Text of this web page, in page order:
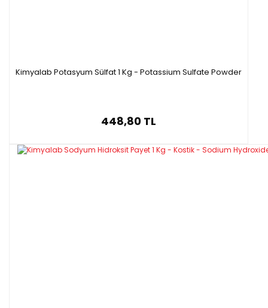
Kimyalab Potasyum Sülfat 1 Kg - Potassium Sulfate Powder
448,80 TL